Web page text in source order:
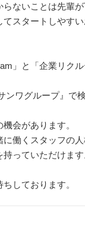
らないことは先輩
スタートしやすい
」と「企業リク
ンワグループ』で
会があります。
働くスタッフの人
っていただけます
しております。